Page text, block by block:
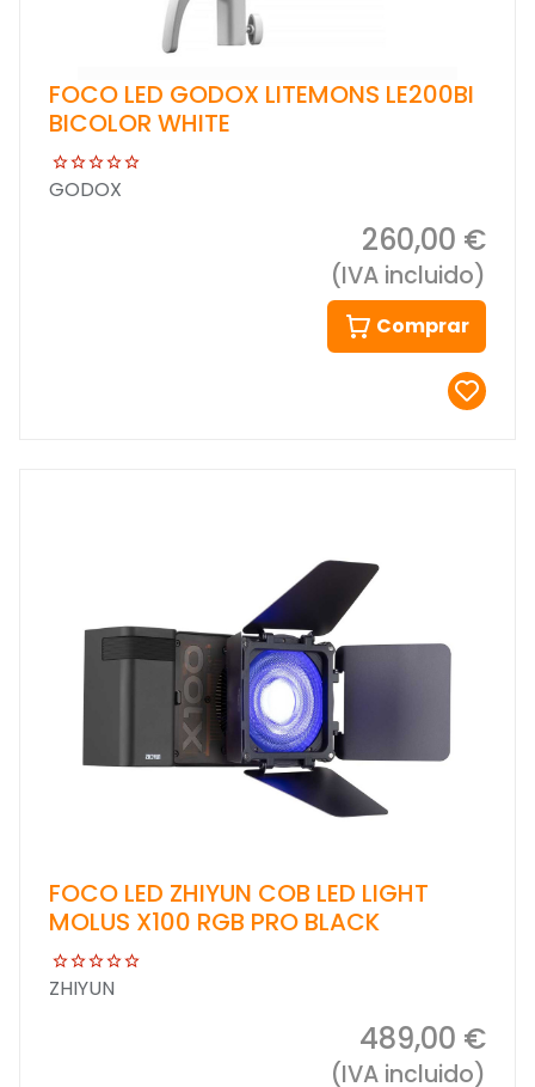
FOCO LED GODOX LITEMONS LE200BI
BICOLOR WHITE
GODOX
260,00 €
(IVA incluido)
Comprar
FOCO LED ZHIYUN COB LED LIGHT
MOLUS X100 RGB PRO BLACK
ZHIYUN
489,00 €
(IVA incluido)